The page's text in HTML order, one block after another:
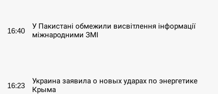
16:40
У Пакистані обмежили висвітлення інформації
міжнародними ЗМІ
16:23
Украина заявила о новых ударах по энергетике
Крыма